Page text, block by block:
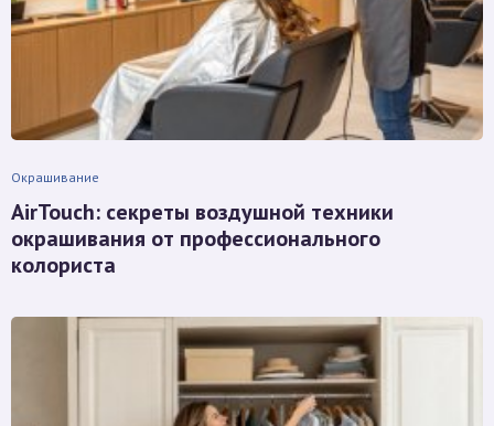
Окрашивание
AirTouch: секреты воздушной техники
окрашивания от профессионального
колориста